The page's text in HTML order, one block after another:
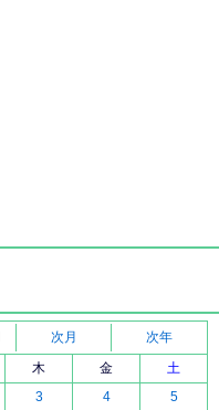
次月
次年
木 金
土
3 4 5